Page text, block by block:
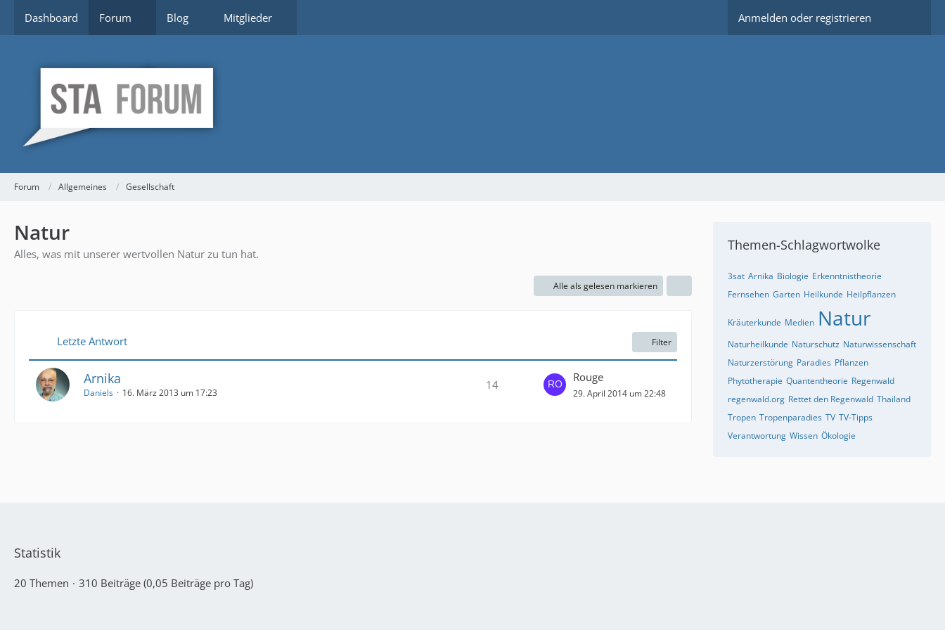
Dashboard Forum Blog Mitglieder Anmelden oder registrieren
Forum Allgemeines Gesellschaft
Natur
Alles, was mit unserer wertvollen Natur zu tun hat.
Alle als gelesen markieren
Letzte Antwort Filter
Arnika
Daniels 16. März 2013 um 17:23
14
Rouge
29. April 2014 um 22:48
Themen-Schlagwortwolke
3sat Arnika Biologie Erkenntnistheorie
Fernsehen Garten Heilkunde Heilpflanzen
Kräuterkunde Medien Natur
Naturheilkunde Naturschutz Naturwissenschaft
Naturzerstörung Paradies Pflanzen
Phytotherapie Quantentheorie Regenwald
regenwald.org Rettet den Regenwald Thailand
Tropen Tropenparadies TV TV-Tipps
Verantwortung Wissen Ökologie
Statistik
20 Themen 310 Beiträge (0,05 Beiträge pro Tag)